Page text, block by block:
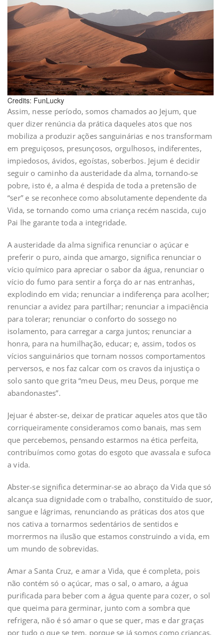
Credits: FunLucky
Assim, nesse período, somos chamados ao Jejum, que
quer dizer renúncia da prática daqueles atos que nos
mobiliza a produzir ações sanguinárias e nos transformam
em preguiçosos, presunçosos, orgulhosos, indiferentes,
impiedosos, ávidos, egoístas, soberbos. Jejum é decidir
seguir o caminho da austeridade da alma, tornando-se
pobre, isto é, a alma é despida de toda a pretensão de
“ser” e se reconhece como absolutamente dependente da
Vida, se tornando como uma criança recém nascida, cujo
Pai lhe garante toda a integridade.
A austeridade da alma significa renunciar o açúcar e
preferir o puro, ainda que amargo, significa renunciar o
vício químico para apreciar o sabor da água, renunciar o
vício do fumo para sentir a força do ar nas entranhas,
explodindo em vida; renunciar a indiferença para acolher;
renunciar a avidez para partilhar; renunciar a impaciência
para tolerar; renunciar o conforto do sossego no
isolamento, para carregar a carga juntos; renunciar a
honra, para na humilhação, educar; e, assim, todos os
vícios sanguinários que tornam nossos comportamentos
perversos, e nos faz calcar com os cravos da injustiça o
solo santo que grita “meu Deus, meu Deus, porque me
abandonastes”.
Jejuar é abster-se, deixar de praticar aqueles atos que tão
corriqueiramente consideramos como banais, mas sem
que percebemos, pensando estarmos na ética perfeita,
contribuímos como gotas do esgoto que avassala e sufoca
a vida.
Abster-se significa determinar-se ao abraço da Vida que só
alcança sua dignidade com o trabalho, constituído de suor,
sangue e lágrimas, renunciando as práticas dos atos que
nos cativa a tornarmos sedentários de sentidos e
morrermos na ilusão que estamos construindo a vida, em
um mundo de sobrevidas.
Amar a Santa Cruz, e amar a Vida, que é completa, pois
não contém só o açúcar, mas o sal, o amaro, a água
purificada para beber com a água quente para cozer, o sol
que queima para germinar, junto com a sombra que
refrigera, não é só amar o que se quer, mas e dar graças
por tudo o que se tem, porque se já somos como crianças,